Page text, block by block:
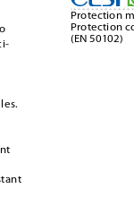
Protection
Protection
(EN 50102)